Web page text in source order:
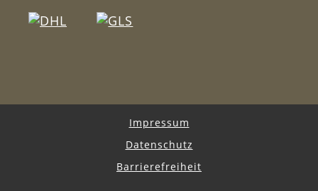
Impressum
Datenschutz
Barrierefreiheit